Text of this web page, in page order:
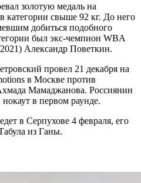
золотую медаль на
категории свыше 92 кг. До него
добиться подобного
был экс-чемпион WBA
Александр Поветкин.
провел 21 декабря на
в Москве против
Мамаджанова. Россиянин
в первом раунде.
в Серпухове 4 февраля, его
из Ганы.